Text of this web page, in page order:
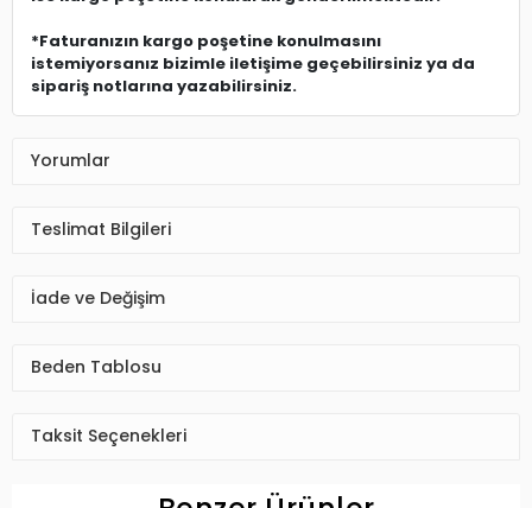
*Faturanızın kargo poşetine konulmasını
istemiyorsanız bizimle iletişime geçebilirsiniz ya da
sipariş notlarına yazabilirsiniz.
Yorumlar
Teslimat Bilgileri
İade ve Değişim
Beden Tablosu
Taksit Seçenekleri